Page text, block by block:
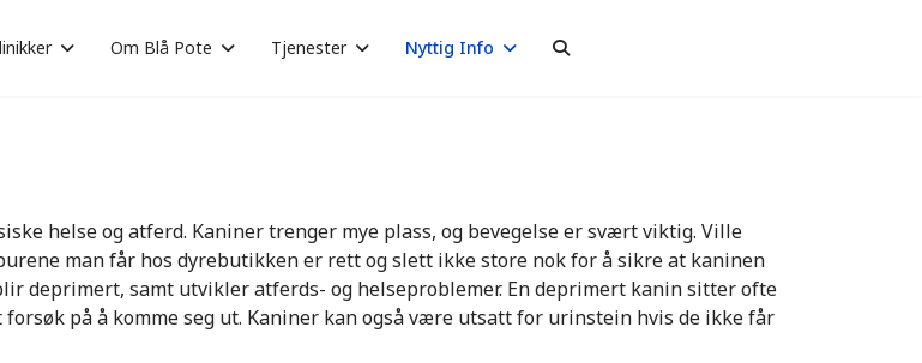
Om Blå Pote Tjenester Nyttig Info
helse og atferd. Kaniner trenger mye plass, og bevegelse er svært viktig. Ville
man får hos dyrebutikken er rett og slett ikke store nokfor å sikre at kaninen
deprimert, samt utvikler atferds- og helseproblemer. En deprimert kanin sitter ofte
på å komme seg ut. Kaniner kan også være utsatt for urinstein hvis de ikke får